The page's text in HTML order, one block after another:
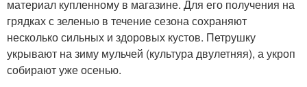
материал купленному в магазине. Для его получения на
грядках с зеленью в течение сезона сохраняют
несколько сильных и здоровых кустов. Петрушку
укрывают на зиму мульчей (культура двулетняя), а укроп
собирают уже осенью.